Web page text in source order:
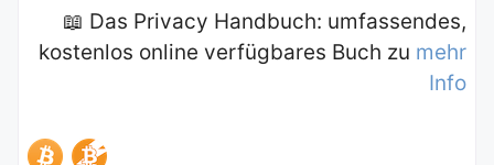
📖 Das Privacy Handbuch: umfassendes,
kostenlos online verfügbares Buch zu mehr
Info